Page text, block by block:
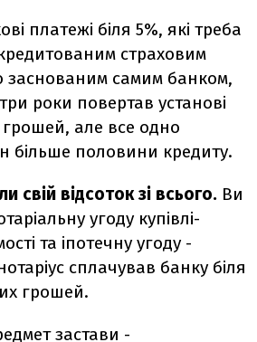
платежі біля 5%, які треба
страховим
заснованим самим банком,
роки повертав установі
але все одно
більше половини кредиту.
свій відсоток зі всього. Ви
угоду купівлі-
та іпотечну угоду -
сплачував банку біля
грошей.
застави -